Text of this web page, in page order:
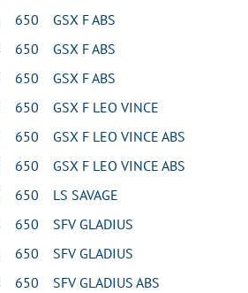
650 GSX F ABS
650 GSX F ABS
650 GSX F ABS
650 GSX F LEO VINCE
GSX F LEO VINCE ABS
GSX F LEO VINCE ABS
650 LS SAVAGE
650 SFV GLADIUS
650 SFV GLADIUS
SFV GLADIUS ABS